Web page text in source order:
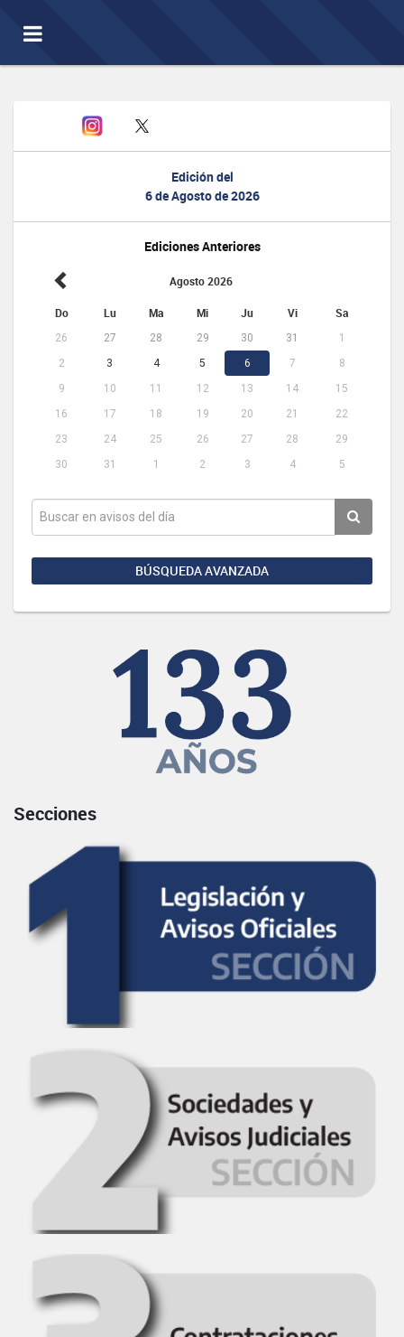
Toggle
navigation
Edición del
6 de Agosto de 2026
Ediciones Anteriores
Agosto 2026
Do Lu Ma Mi Ju Vi Sa
26 27 28 29 30 31
1
2
3 4 5 6 7
8
9
10 11 12 13 14
15
16
17 18 19 20 21
22
23
24 25 26 27 28
29
30
31 1 2 3 4 5
BÚSQUEDA AVANZADA
Secciones